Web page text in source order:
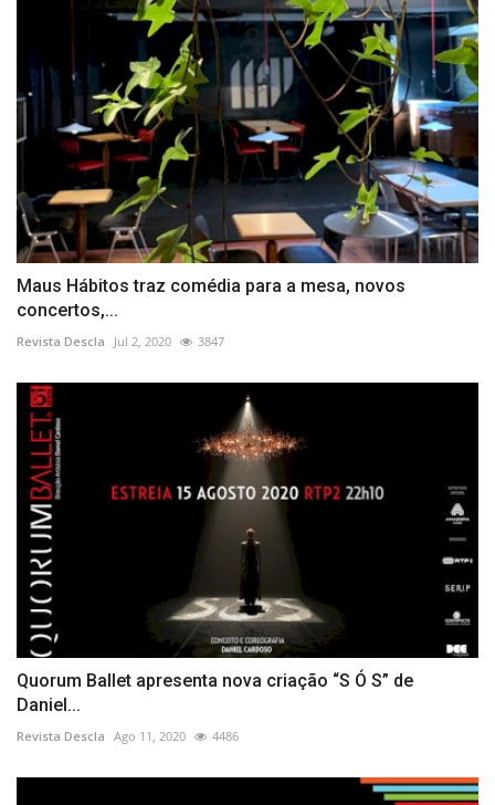
Maus Hábitos traz comédia para a mesa, novos
concertos,...
Revista Descla Jul 2, 2020 3847
Quorum Ballet apresenta nova criação “S Ó S” de
Daniel...
Revista Descla Ago 11, 2020 4486